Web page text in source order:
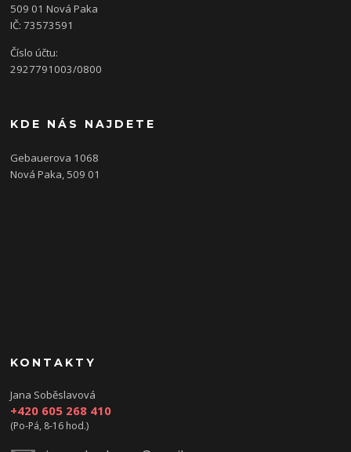
509 01 Nová Paka
IČ: 73573591
Číslo účtu:
2927791003/0800
KDE NÁS NAJDETE
Gebauerova 1068
Nová Paka, 509 01
KONTAKTY
Jana Soběslavová
+420 605 268 410
(Po-Pá, 8-16 hod.)